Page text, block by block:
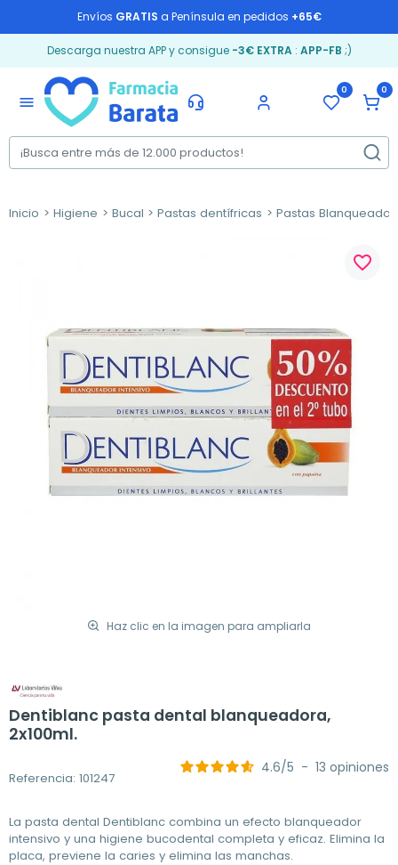
Envíos GRATIS a Península en pedidos +65€
Descarga nuestra APP y consigue -3€ EXTRA: APP-FB ;)
menu
0 0
Inicio Higiene Bucal Pastas dentífricas Pastas
Haz clic en la imagen para ampliarla
favorite_border
Dentiblanc pasta dental blanqueadora,
2x100ml.
Referencia: 101247
4.6/5 - 13 opiniones
La pasta dental Dentiblanc combina un efecto blanqueador
intensivo y una higiene bucodental completa y eficaz. Elimina la
placa, previene la caries y elimina las manchas.